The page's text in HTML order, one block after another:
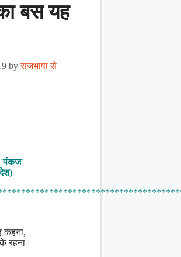
बस यह
byराजभाषा से
`पंकज`
कहना,
रहना।